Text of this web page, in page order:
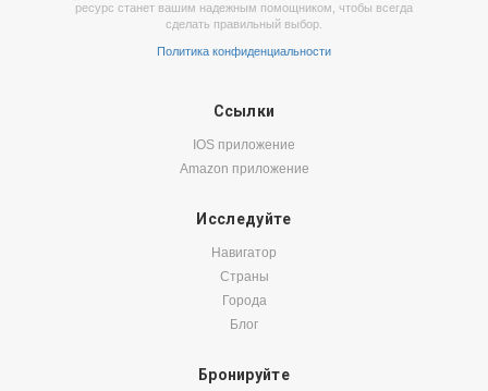
ресурс станет вашим надежным помощником, чтобы всегда
сделать правильный выбор.
Политика конфиденциальности
Ссылки
IOS приложение
Amazon приложение
Исследуйте
Навигатор
Страны
Города
Блог
Бронируйте